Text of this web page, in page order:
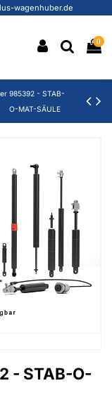
wagenhuber.de
0
985392 - STAB-
O-MAT-SÄULE
- STAB-O-